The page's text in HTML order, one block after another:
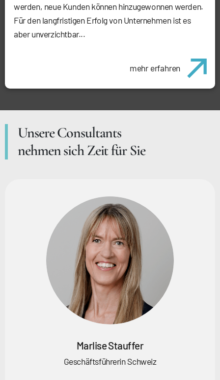
werden, neue Kunden können hinzugewonnen werden.
Für den langfristigen Erfolg von Unternehmen ist es
aber unverzichtbar...
mehr erfahren
Unsere Consultants
nehmen sich Zeit für Sie
Marlise Stauffer
Geschäftsführerin Schweiz